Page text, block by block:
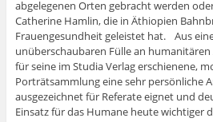
abgelegenen Orten gebracht werden
Catherine Hamlin, die in Äthiopien
Frauengesundheit geleistet hat. Aus
unüberschaubaren Fülle an
für seine im Studia Verlag erschienene,
Porträtsammlung eine sehr persönliche
ausgezeichnet für Referate eignet und
Einsatz für das Humane heute wichtiger